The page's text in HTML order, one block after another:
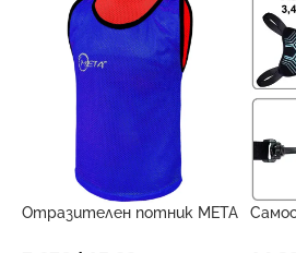
Отразителен потник META